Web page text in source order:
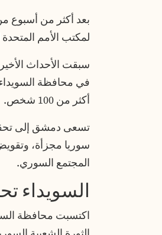
بعد أكثر من أسبوع
لمكتب الأمم
سبقت الأحداث
في محافظة
أكثر من 100 شخص.
تسعى دمشق إلى
سوريا مجزأة،
المجتمع السوري.
السويداء
اكتسبت محافظة